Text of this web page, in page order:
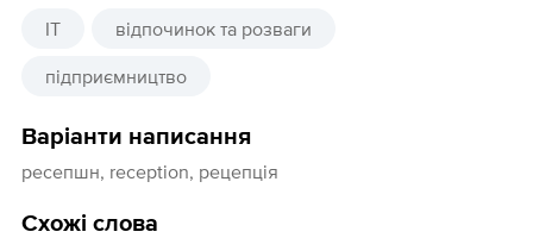
IT відпочинок та розваги
підприємництво
Варіанти написання
ресепшн, reception, рецепція
Схожі слова